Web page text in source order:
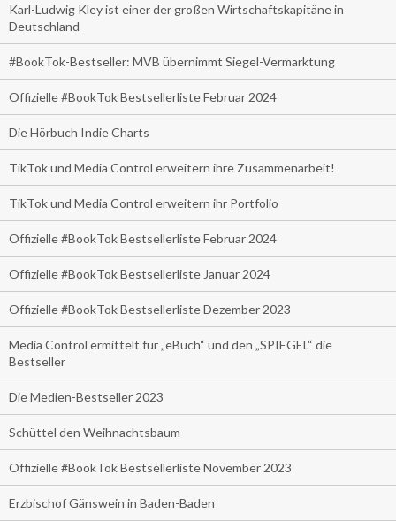
Karl-Ludwig Kley ist einer der großen Wirtschaftskapitäne in
Deutschland
#BookTok-Bestseller: MVB übernimmt Siegel-Vermarktung
Offizielle #BookTok Bestsellerliste Februar 2024
Die Hörbuch Indie Charts
TikTok und Media Control erweitern ihre Zusammenarbeit!
TikTok und Media Control erweitern ihr Portfolio
Offizielle #BookTok Bestsellerliste Februar 2024
Offizielle #BookTok Bestsellerliste Januar 2024
Offizielle #BookTok Bestsellerliste Dezember 2023
Media Control ermittelt für „eBuch“ und den „SPIEGEL“ die
Bestseller
Die Medien-Bestseller 2023
Schüttel den Weihnachtsbaum
Offizielle #BookTok Bestsellerliste November 2023
Erzbischof Gänswein in Baden-Baden